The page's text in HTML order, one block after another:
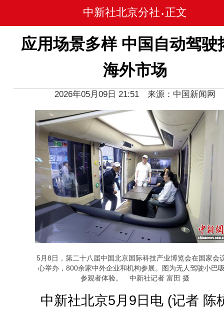
中新社北京分社 • 正文
应用场景多样 中国自动驾驶
海外市场
2026年05月09日 21:51 来源：中国新闻网
5月8日，第二十八届中国北京国际科技产业博览会在国家会
心举办，800余家中外企业和机构参展。图为无人驾驶小巴
参观者体验。 中新社记者 富田 摄
中新社北京5月9日电 (记者 陈